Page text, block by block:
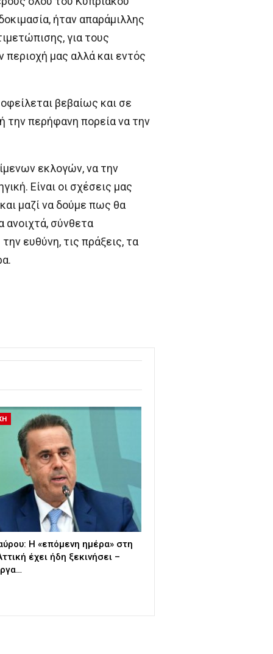
ήταν απαράμιλλης
για τους
περιοχή μας αλλά και εντός
βεβαίως και σε
την περήφανη πορεία να την
εκλογών, να την
Είναι οι σχέσεις μας
μαζί να δούμε πως θα
ανοιχτά, σύνθετα
ευθύνη, τις πράξεις, τα
Η «επόμενη ημέρα» στη
έχει ήδη ξεκινήσει –